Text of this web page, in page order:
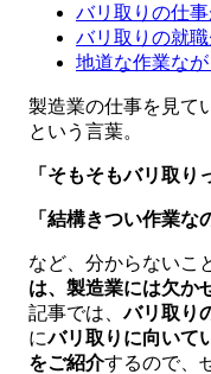
バリ取りの仕
バリ取りの就職
地道な作業な
製造業の仕事を見て
という言葉。
「そもそもバリ取り
「結構きつい作業な
など、分からないこ
は、製造業には欠か
記事では、バリ取り
にバリ取りに向いて
をご紹介するので、